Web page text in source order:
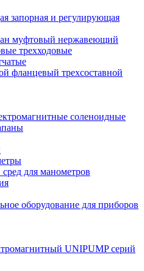
запорная и регулирующая
муфтовый нержавеющий
трехходовые
фланцевый трехсоставной
соленоидные
сред для манометров
оборудование для приборов
UNIPUMP серий